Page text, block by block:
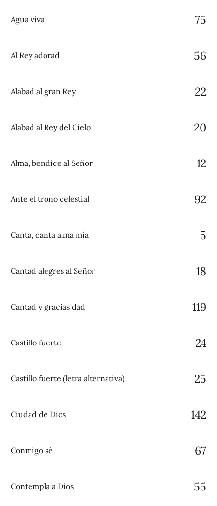
Agua viva 75
Al Rey adorad 56
Alabad al gran Rey 22
Alabad al Rey del Cielo 20
Alma, bendice al Señor 12
Ante el trono celestial 92
Canta, canta alma mía 5
Cantad alegres al Señor 18
Cantad y gracias dad 119
Castillo fuerte 24
Castillo fuerte (letra alternativa) 25
Ciudad de Dios 142
Conmigo sé 67
Contempla a Dios 55